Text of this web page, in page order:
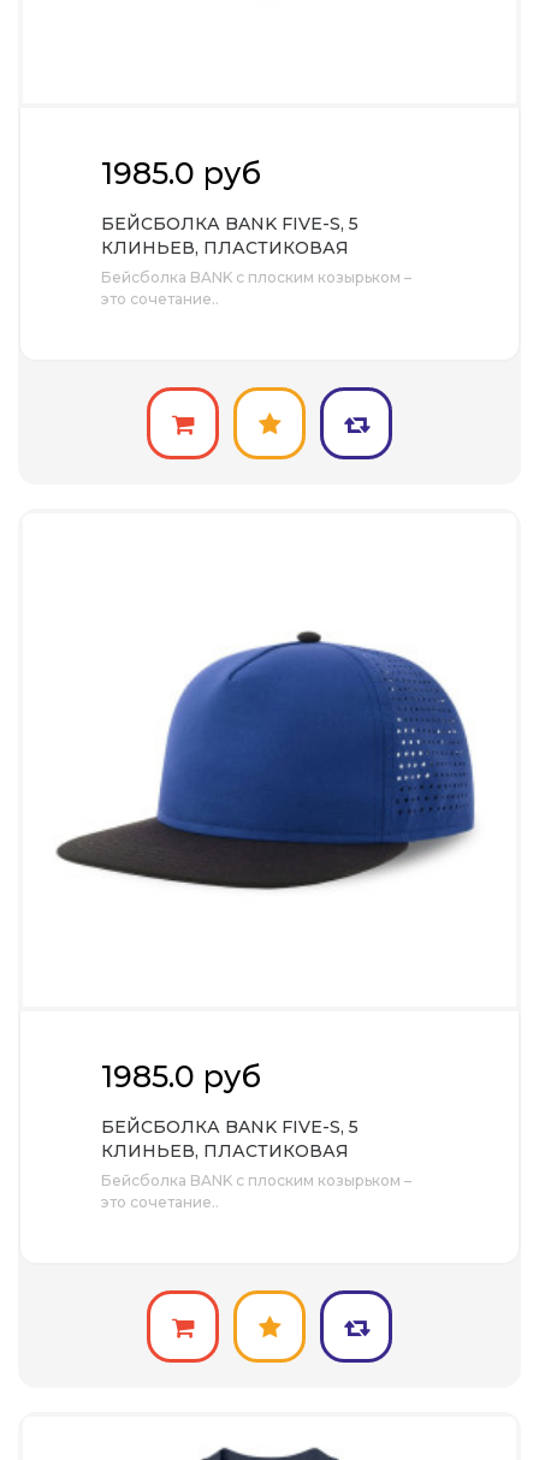
1985.0 руб
БЕЙСБОЛКА BANK FIVE-S, 5
КЛИНЬЕВ, ПЛАСТИКОВАЯ
ЗАСТЁЖКА
Бейсболка BANK с плоским козырьком –
это сочетание..
1985.0 руб
БЕЙСБОЛКА BANK FIVE-S, 5
КЛИНЬЕВ, ПЛАСТИКОВАЯ
ЗАСТЁЖКА
Бейсболка BANK с плоским козырьком –
это сочетание..